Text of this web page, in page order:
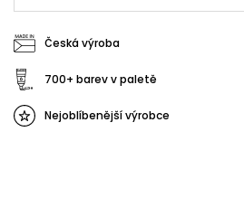
Česká výroba
700+ barev v paletě
Nejoblíbenější výrobce